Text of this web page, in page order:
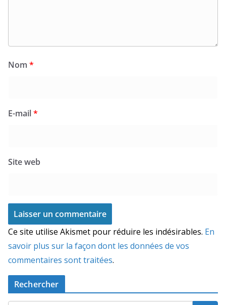
Nom *
E-mail*
Site web
Ce site utilise Akismet pour réduire les indésirables. En
savoir plus sur la façon dont les données de vos
commentaires sont traitées.
Rechercher